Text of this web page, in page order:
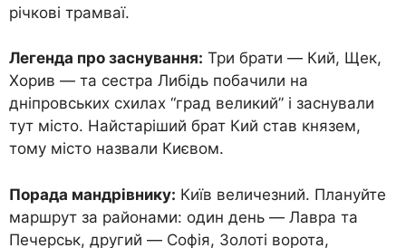
річкові трамваї.
Легенда про заснування: Три брати — Кий, Щек,
Хорив — та сестра Либідь побачили на
дніпровських схилах “град великий” і заснували
тут місто. Найстаріший брат Кий став князем,
тому місто назвали Києвом.
Порада мандрівнику: Київ величезний. Плануйте
маршрут за районами: один день — Лавра та
Печерськ, другий — Софія, Золоті ворота,